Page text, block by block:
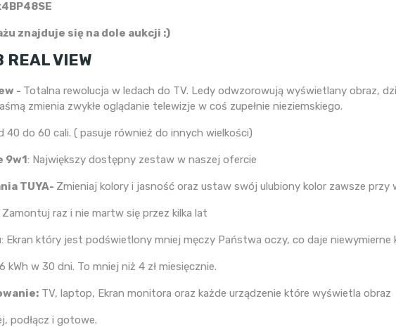
znajduje się na dole aukcji :)
REAL VIEW
- Totalna rewolucja w ledach do TV. Ledy odwzorowują wyświetlany obraz,
zmienia zwykłe oglądanie telewizje w coś zupełnie nieziemskiego.
40 do 60 cali. ( pasuje również do innych wielkości)
9w1: Największy dostępny zestaw w naszej ofercie
TUYA- Zmieniaj kolory i jasność oraz ustaw swój ulubiony kolor zawsze przy
Zamontuj raz i nie martw się przez kilka lat
: Ekran który jest podświetlony mniej męczy Państwa oczy, co daje niewymierne
kWh w 30 dni. To mniej niż 4 zł miesięcznie.
TV, laptop, Ekran monitora oraz każde urządzenie które wyświetla obraz
podłącz i gotowe.